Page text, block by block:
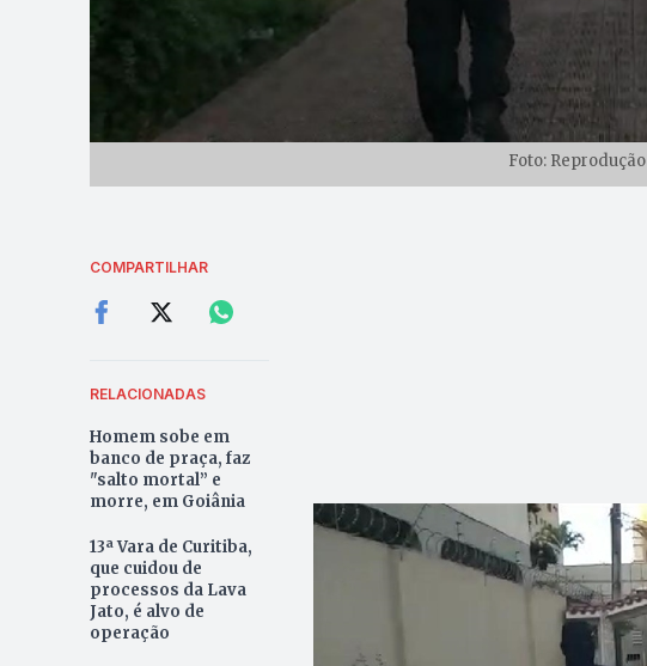
Foto: Reprodução
COMPARTILHAR
RELACIONADAS
Homem sobe em
banco de praça, faz
"salto mortal” e
morre, em Goiânia
13ª Vara de Curitiba,
que cuidou de
processos da Lava
Jato, é alvo de
operação